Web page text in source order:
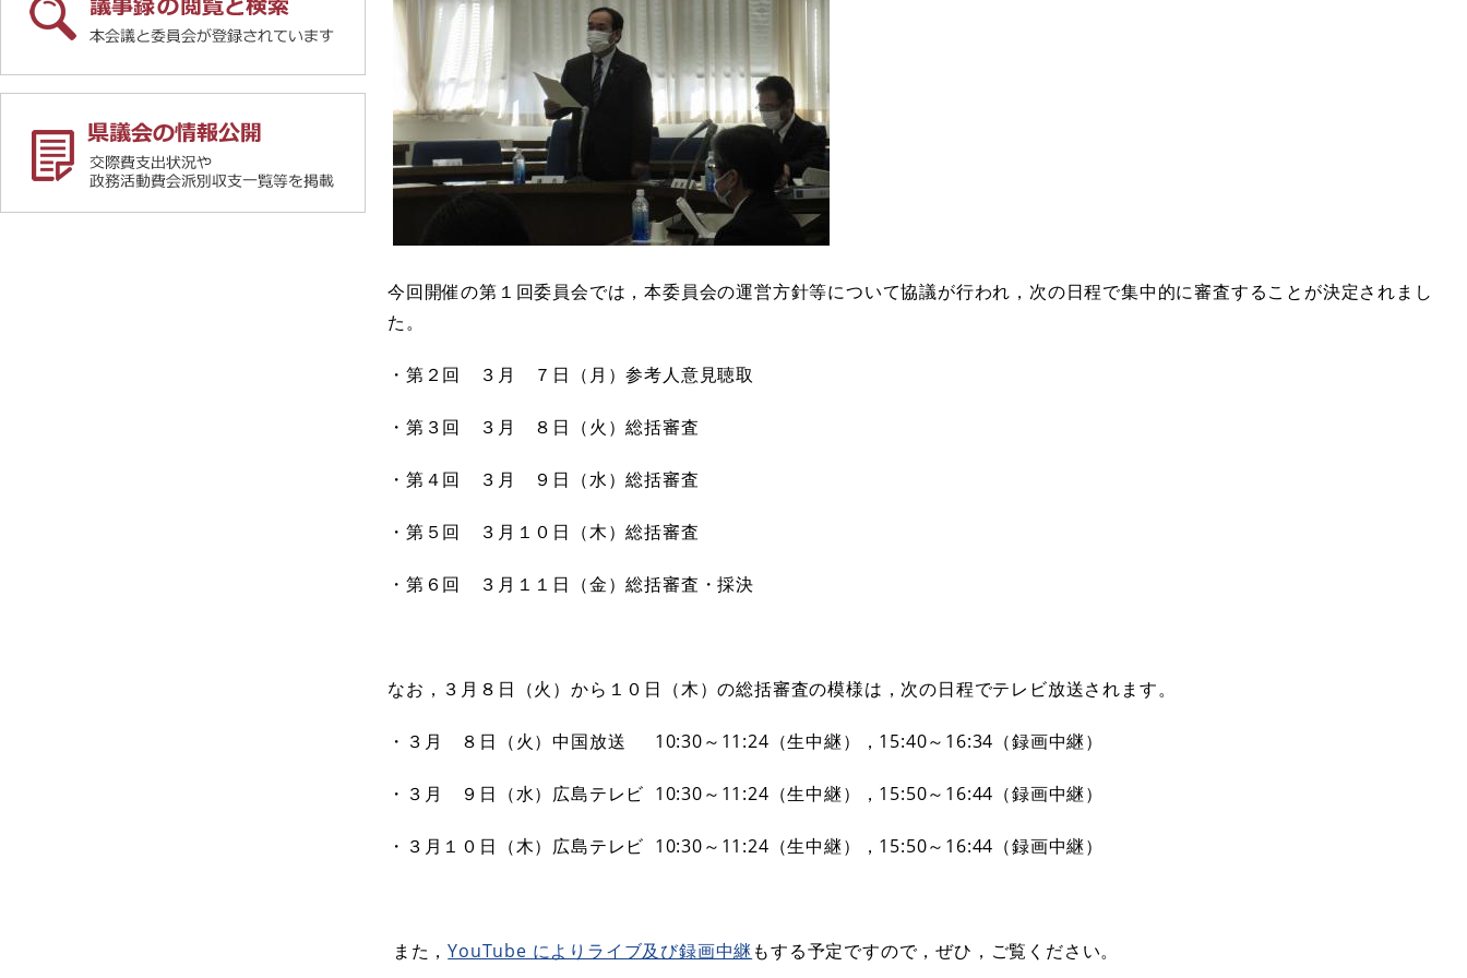
今回開催の第１回委員会では，本委員会の運営方針等について協議が行われ，次の日程で集中的に審査することが決定されまし
た。
・第２回 ３月 ７日（月）参考人意見聴取
・第３回 ３月 ８日（火）総括審査
・第４回 ３月 ９日（水）総括審査
・第５回 ３月１０日（木）総括審査
・第６回 ３月１１日（金）総括審査・採決
なお，３月８日（火）から１０日（木）の総括審査の模様は，次の日程でテレビ放送されます。
・３月 ８日（火）中国放送 10:30～11:24（生中継），15:40～16:34（録画中継）
・３月 ９日（水）広島テレビ 10:30～11:24（生中継），15:50～16:44（録画中継）
・３月１０日（木）広島テレビ 10:30～11:24（生中継），15:50～16:44（録画中継）
また，YouTube によりライブ及び録画中継 もする予定ですので，ぜひ，ご覧ください。